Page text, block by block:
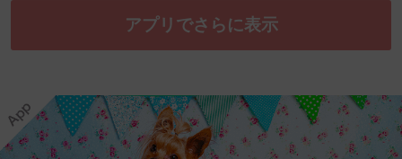
アプリでさらに表示